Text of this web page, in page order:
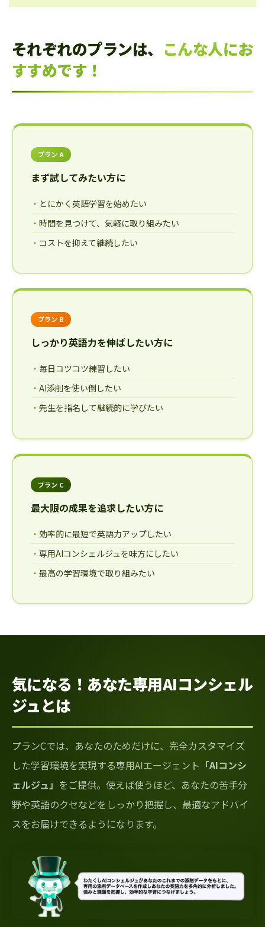
それぞれのプランは、 こんな人にお
すすめです！
プラン A
まず試してみたい方に
とにかく英語学習を始めたい
時間を見つけて、気軽に取り組みたい
コストを抑えて継続したい
プラン B
しっかり英語力を伸ばしたい方に
毎日コツコツ練習したい
AI添削を使い倒したい
先生を指名して継続的に学びたい
プラン C
最大限の成果を追求したい方に
効率的に最短で英語力アップしたい
専用AIコンシェルジュを味方にしたい
最高の学習環境で取り組みたい
気になる！あなた専用AIコンシェル
ジュとは
プランCでは、あなたのためだけに、完全カスタマイズ
した学習環境を実現する専用AIエージェント 「AIコンシ
ェルジュ」 をご提供。使えば使うほど、あなたの苦手分
野や英語のクセなどをしっかり把握し、最適なアドバイ
スをお届けできるようになります。